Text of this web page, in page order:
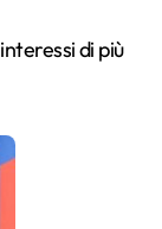
di più